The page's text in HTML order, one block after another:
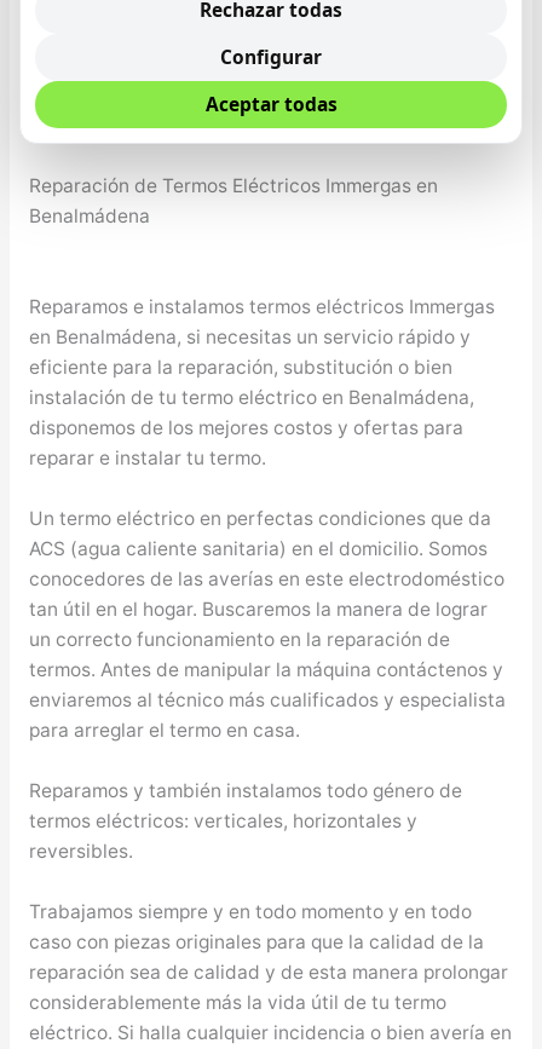
Avería en bomba de combustión del calentado
Revisión obligatoria autorizada de calentadores
de gas
Reparación de Termos Eléctricos Immergas en
Benalmádena
Reparamos e instalamos termos eléctricos Immergas
en Benalmádena, si necesitas un servicio rápido y
eficiente para la reparación, substitución o bien
instalación de tu termo eléctrico en Benalmádena,
disponemos de los mejores costos y ofertas para
reparar e instalar tu termo.
Un termo eléctrico en perfectas condiciones que da
ACS (agua caliente sanitaria) en el domicilio. Somos
conocedores de las averías en este electrodoméstico
tan útil en el hogar. Buscaremos la manera de lograr
un correcto funcionamiento en la reparación de
termos. Antes de manipular la máquina contáctenos y
enviaremos al técnico más cualificados y especialista
para arreglar el termo en casa.
Reparamos y también instalamos todo género de
termos eléctricos: verticales, horizontales y
reversibles.
Trabajamos siempre y en todo momento y en todo
caso con piezas originales para que la calidad de la
reparación sea de calidad y de esta manera prolongar
considerablemente más la vida útil de tu termo
eléctrico. Si halla cualquier incidencia o bien avería en
Rechazar todas
Configurar
Aceptar todas